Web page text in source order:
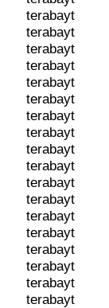
terabayt
terabayt
terabayt
terabayt
terabayt
terabayt
terabayt
terabayt
terabayt
terabayt
terabayt
terabayt
terabayt
terabayt
terabayt
terabayt
terabayt
terabayt